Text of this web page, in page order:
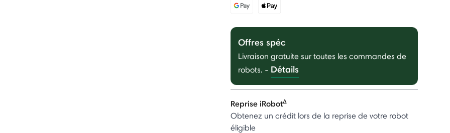
Offres spéc
Livraison gratuite sur toutes les commandes de
robots. - Détails
Reprise iRobotΔ
Obtenez un crédit lors de la reprise de votre robot
éligible